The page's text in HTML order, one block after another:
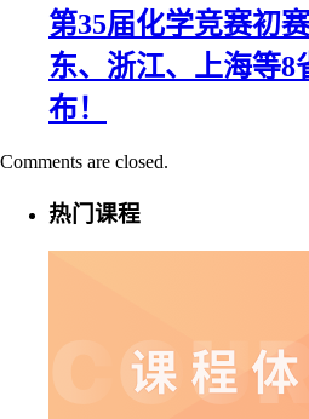
第35届化学竞赛初
东、浙江、上海等8
布！
Comments are closed.
热门课程